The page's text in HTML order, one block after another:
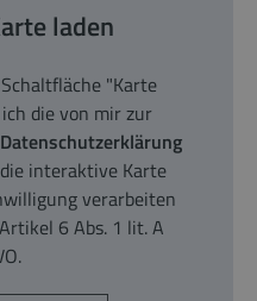
laden
"Karte
die von mir zur
Datenschutzerklärung
interaktive Karte
verarbeiten
6 Abs. 1 lit. A